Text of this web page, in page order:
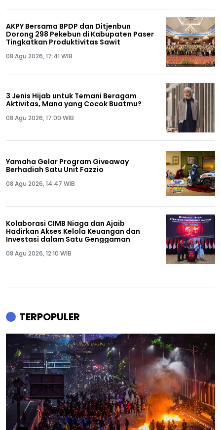
AKPY Bersama BPDP dan Ditjenbun
Dorong 298 Pekebun di Kabupaten Paser
Tingkatkan Produktivitas Sawit
08 Agu 2026, 17:41 WIB
3 Jenis Hijab untuk Temani Beragam
Aktivitas, Mana yang Cocok Buatmu?
08 Agu 2026, 17:00 WIB
Yamaha Gelar Program Giveaway
Berhadiah Satu Unit Fazzio
08 Agu 2026, 14:47 WIB
Kolaborasi CIMB Niaga dan Ajaib
Hadirkan Akses Kelola Keuangan dan
Investasi dalam Satu Genggaman
08 Agu 2026, 12:10 WIB
TERPOPULER